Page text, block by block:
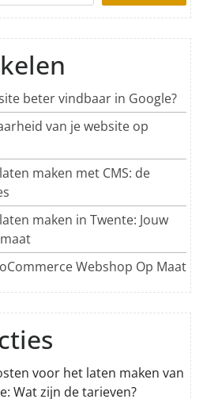
beter vindbaar in Google?
van je website op
maken met CMS: de
maken in Twente: Jouw
Webshop Op Maat
voor het laten maken van
Wat zijn de tarieven?